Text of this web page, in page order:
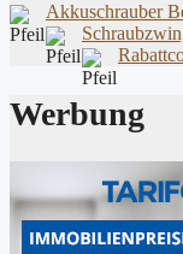
Akkuschrauber
Werbung